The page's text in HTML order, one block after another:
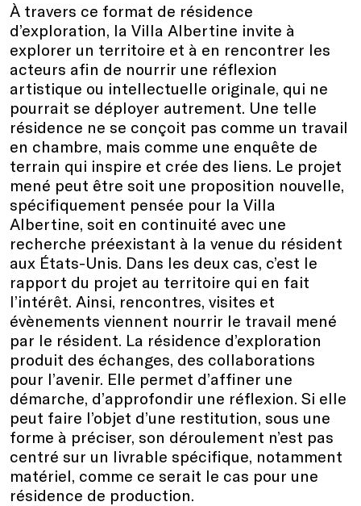
À travers ce format de résidence
d’exploration, la Villa Albertine invite à
explorer un territoire et à en rencontrer les
acteurs afin de nourrir une réflexion
artistique ou intellectuelle originale, qui ne
pourrait se déployer autrement. Une telle
résidence ne se conçoit pas comme un travail
en chambre, mais comme une enquête de
terrain qui inspire et crée des liens. Le projet
mené peut être soit une proposition nouvelle,
spécifiquement pensée pour la Villa
Albertine, soit en continuité avec une
recherche préexistant à la venue du résident
aux États-Unis. Dans les deux cas, c’est le
rapport du projet au territoire qui en fait
l’intérêt. Ainsi, rencontres, visites et
évènements viennent nourrir le travail mené
par le résident. La résidence d’exploration
produit des échanges, des collaborations
pour l’avenir. Elle permet d’affiner une
démarche, d’approfondir une réflexion. Si elle
peut faire l’objet d’une restitution, sous une
forme à préciser, son déroulement n’est pas
centré sur un livrable spécifique, notamment
matériel, comme ce serait le cas pour une
résidence de production.